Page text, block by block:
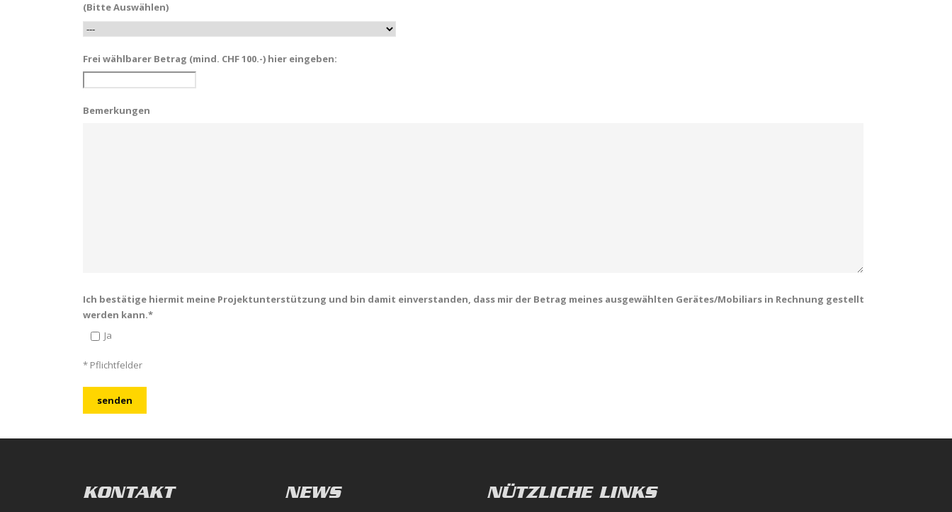
(Bitte Auswählen)
Frei wählbarer Betrag (mind. CHF 100.-) hier eingeben:
Bemerkungen
Ich bestätige hiermit meine Projektunterstützung und bin damit einverstanden, dass mir der Betrag meines ausgewählten Gerätes/Mobiliars in Rechnung gestellt
werden kann.*
Ja
* Pflichtfelder
KONTAKT NEWS NÜTZLICHE LINKS